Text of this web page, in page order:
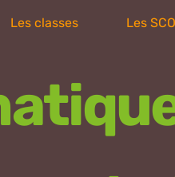
Les classes Les